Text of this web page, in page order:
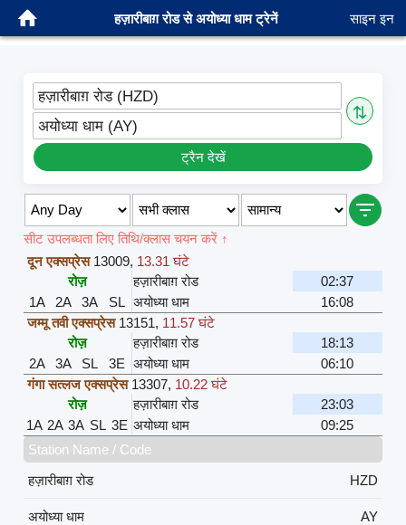
हज़ारीबाग़ रोड से अयोध्या धाम ट्रेनें साइन इन
हज़ारीबाग़ रोड (HZD)
⇅
अयोध्या धाम (AY)
ट्रैन देखें
सीट उपलब्धता लिए तिथि/क्लास चयन करें ↑
दून एक्सप्रेस 13009, 13.31 घंटे
रोज़
हज़ारीबाग़ रोड
02:37
1A
2A 3A SL अयोध्या धाम
16:08
जम्मू तवी एक्सप्रेस 13151, 11.57 घंटे
रोज़
हज़ारीबाग़ रोड
18:13
2A
3A SL 3E अयोध्या धाम
06:10
गंगा सत्लज एक्सप्रेस 13307, 10.22 घंटे
रोज़
हज़ारीबाग़ रोड
23:03
1A 2A 3A SL 3E अयोध्या धाम
09:25
Station Name / Code
हज़ारीबाग़ रोड
HZD
अयोध्या धाम
AY